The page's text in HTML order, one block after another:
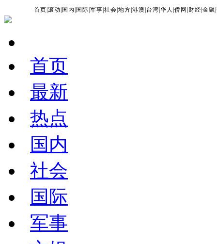
首页 |滚动 国内 国际 |军事 |社会 |地方 |港澳 台湾 |华人 |侨网 财经 |金融 |
首页
最新
热点
国内
社会
国际
军事